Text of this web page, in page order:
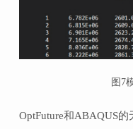
图 7
OptFuture和ABAQUS